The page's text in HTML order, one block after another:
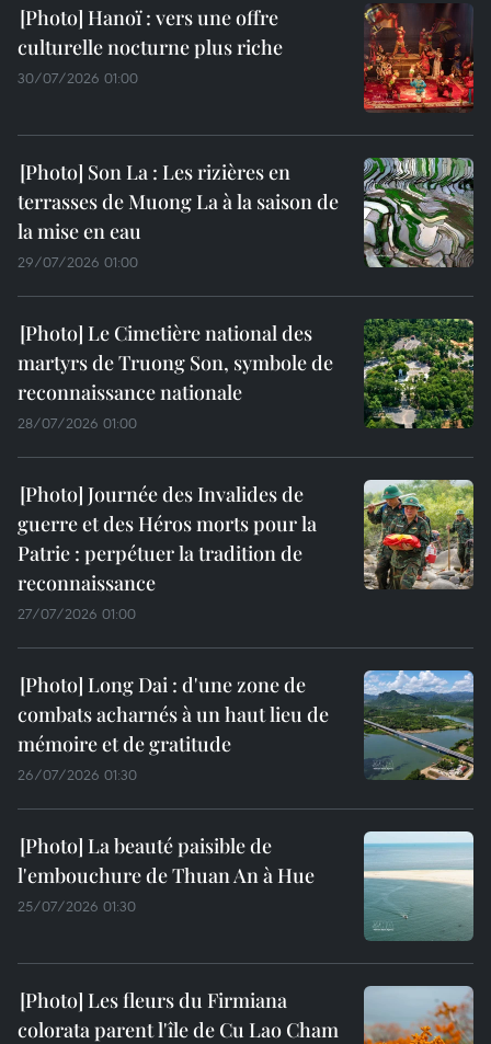
Hanoï : vers une offre
culturelle nocturne plus riche
30/07/2026 01:00
Son La : Les rizières en
terrasses de Muong La à la saison de
la mise en eau
29/07/2026 01:00
Le Cimetière national des
martyrs de Truong Son, symbole de
reconnaissance nationale
28/07/2026 01:00
Journée des Invalides de
guerre et des Héros morts pour la
Patrie : perpétuer la tradition de
reconnaissance
27/07/2026 01:00
Long Dai : d'une zone de
combats acharnés à un haut lieu de
mémoire et de gratitude
26/07/2026 01:30
La beauté paisible de
l'embouchure de Thuan An à Hue
25/07/2026 01:30
Les fleurs du Firmiana
colorata parent l'île de Cu Lao Cham